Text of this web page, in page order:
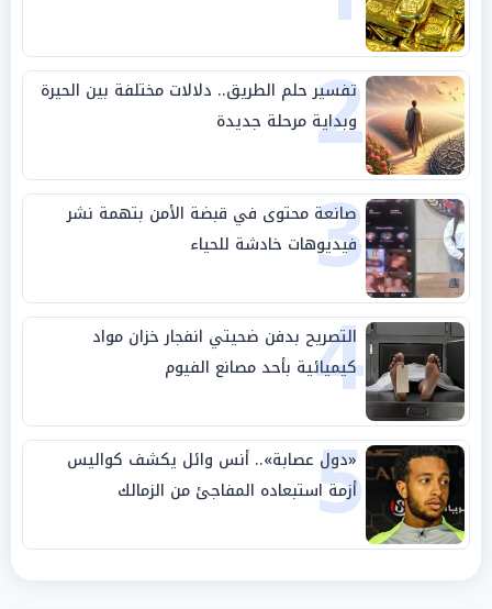
2
تفسير حلم الطريق.. دلالات مختلفة بين الحيرة
وبداية مرحلة جديدة
3
صانعة محتوى في قبضة الأمن بتهمة نشر
فيديوهات خادشة للحياء
4
التصريح بدفن ضحيتي انفجار خزان مواد
كيميائية بأحد مصانع الفيوم
5
«دول عصابة».. أنس وائل يكشف كواليس
أزمة استبعاده المفاجئ من الزمالك